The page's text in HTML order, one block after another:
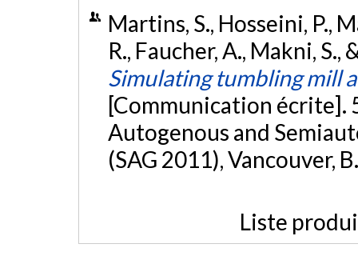
Martins, S., Hosseini, P.,
R., Faucher, A., Makni,
Simulating tumbling mill
[Communication
Autogenous and
(SAG 2011), Vancouver,
Liste